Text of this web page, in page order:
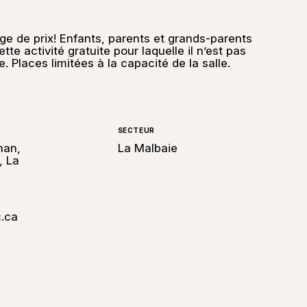
de prix! Enfants, parents et grands-parents
activité gratuite pour laquelle il n’est pas
Places limitées à la capacité de la salle.
La
SECTEUR
La Malbaie